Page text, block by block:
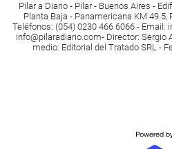
Pilar a Diario - Pilar - Buenos Aires -
Planta Baja - Panamericana KM 49.5,
Teléfonos: (054) 0230 466 6066 - Email :
info@pilaradiario.com- Director: Sergio
medio: Editorial del Tratado SRL -